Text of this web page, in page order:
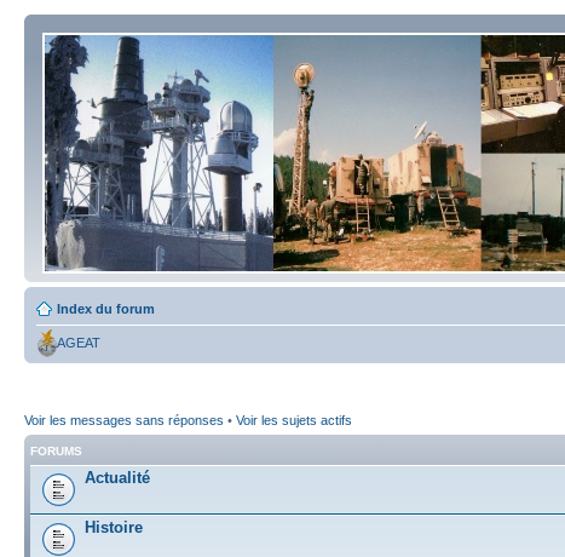
Index du forum
AGEAT
Voir les messages sans réponses • Voir les sujets actifs
FORUMS
Actualité
Histoire